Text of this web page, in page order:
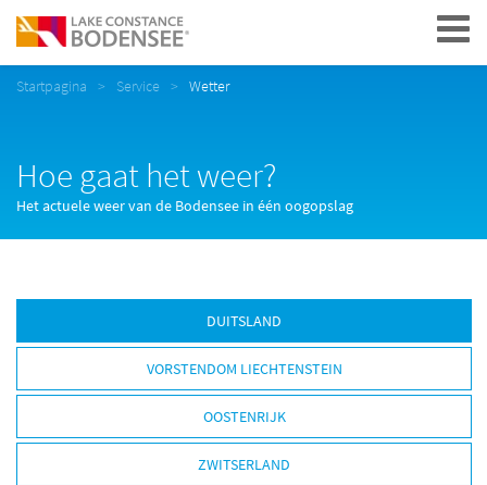
Navigation
Startpagina Service Wetter
Hoe gaat het weer?
Het actuele weer van de Bodensee in één oogopslag
DUITSLAND
VORSTENDOM LIECHTENSTEIN
OOSTENRIJK
ZWITSERLAND